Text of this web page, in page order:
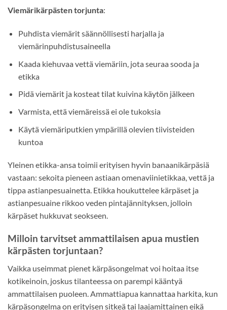
Viemärikärpästen torjunta:
Puhdista viemärit säännöllisesti harjalla ja
viemärinpuhdistusaineella
Kaada kiehuvaa vettä viemäriin, jota seuraa sooda ja
etikka
Pidä viemärit ja kosteat tilat kuivina käytön jälkeen
Varmista, että viemäreissä ei ole tukoksia
Käytä viemäriputkien ympärillä olevien tiivisteiden
kuntoa
Yleinen etikka-ansa toimii erityisen hyvin banaanikärpäsiä
vastaan: sekoita pieneen astiaan omenaviinietikkaa, vettä ja
tippa astianpesuainetta. Etikka houkuttelee kärpäset ja
astianpesuaine rikkoo veden pintajännityksen, jolloin
kärpäset hukkuvat seokseen.
Milloin tarvitset ammattilaisen apua mustien
kärpästen torjuntaan?
Vaikka useimmat pienet kärpäsongelmat voi hoitaa itse
kotikeinoin, joskus tilanteessa on parempi kääntyä
ammattilaisen puoleen. Ammattiapua kannattaa harkita, kun
kärpäsongelma on erityisen sitkeä tai laajamittainen eikä